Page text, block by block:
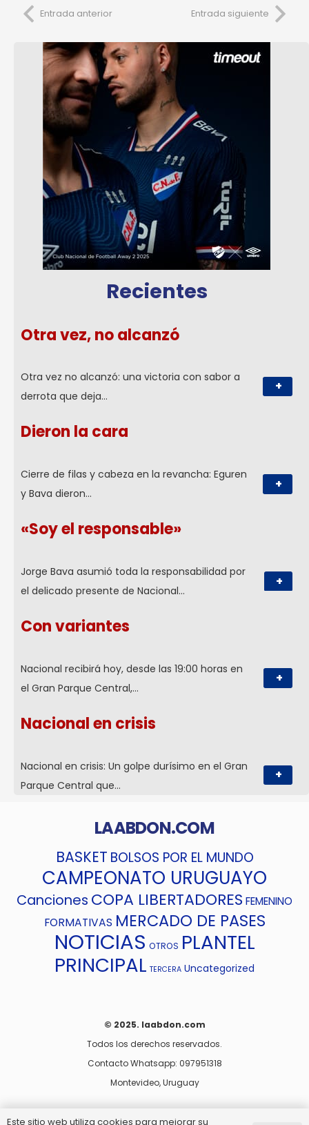
Entrada anterior Entrada siguiente
Recientes
Otra vez, no alcanzó
Otra vez no alcanzó: una victoria con sabor a
derrota que deja…
+
Dieron la cara
Cierre de filas y cabeza en la revancha: Eguren
y Bava dieron…
+
«Soy el responsable»
Jorge Bava asumió toda la responsabilidad por
el delicado presente de Nacional…
+
Con variantes
Nacional recibirá hoy, desde las 19:00 horas en
el Gran Parque Central,…
+
Nacional en crisis
Nacional en crisis: Un golpe durísimo en el Gran
Parque Central que…
+
LAABDON.COM
BASKET BOLSOS POR EL MUNDO
CAMPEONATO URUGUAYO
Canciones COPA LIBERTADORES FEMENINO
FORMATIVAS MERCADO DE PASES
NOTICIAS OTROS PLANTEL
PRINCIPAL TERCERA Uncategorized
© 2025. laabdon.com
Todos los derechos reservados.
Contacto Whatsapp: 097951318
Montevideo, Uruguay
Este sitio web utiliza cookies para mejorar su